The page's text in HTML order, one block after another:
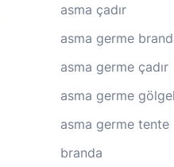
asma çadır
asma germe
asma germe çadır
asma germe
asma germe tente
branda